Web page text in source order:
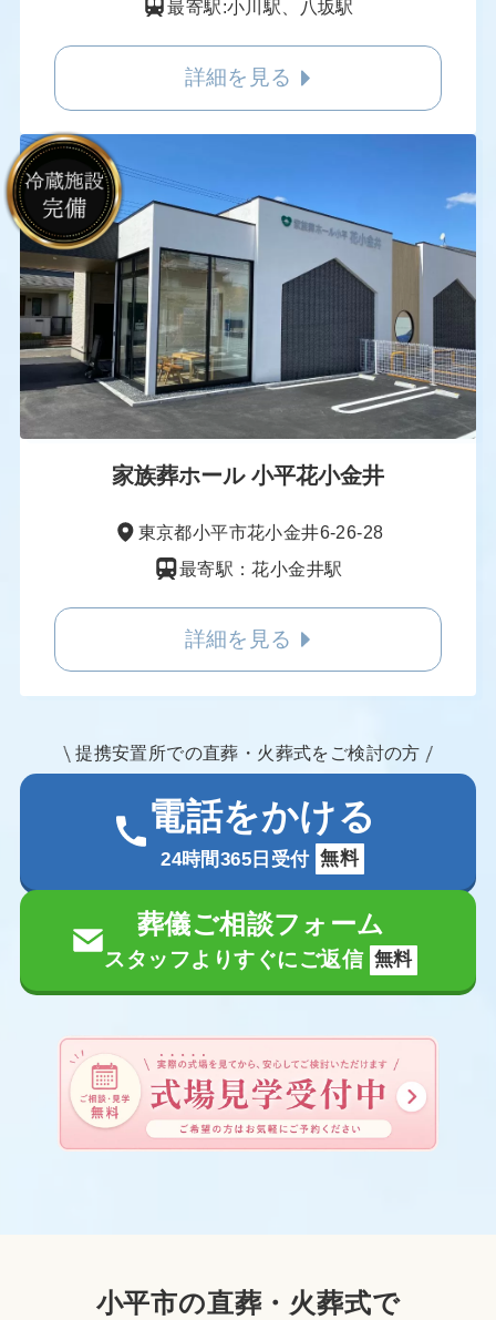
最寄駅:小川駅、八坂駅
詳細を見る
家族葬ホール 小平花小金井
東京都小平市花小金井6-26-28
最寄駅：花小金井駅
詳細を見る
提携安置所での直葬・火葬式をご検討の方
電話をかける
24時間365日受付 無料
葬儀ご相談フォーム
スタッフよりすぐにご返信 無料
小平市の直葬・火葬式で